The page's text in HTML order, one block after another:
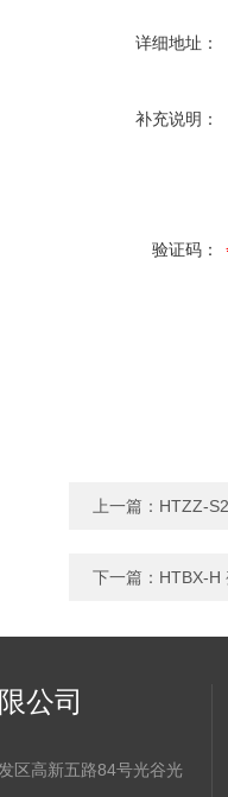
详细地址：
补充说明：
验证码：
上一篇： HTZZ-
下一篇： HTBX-H
公司
区高新五路84号光谷光